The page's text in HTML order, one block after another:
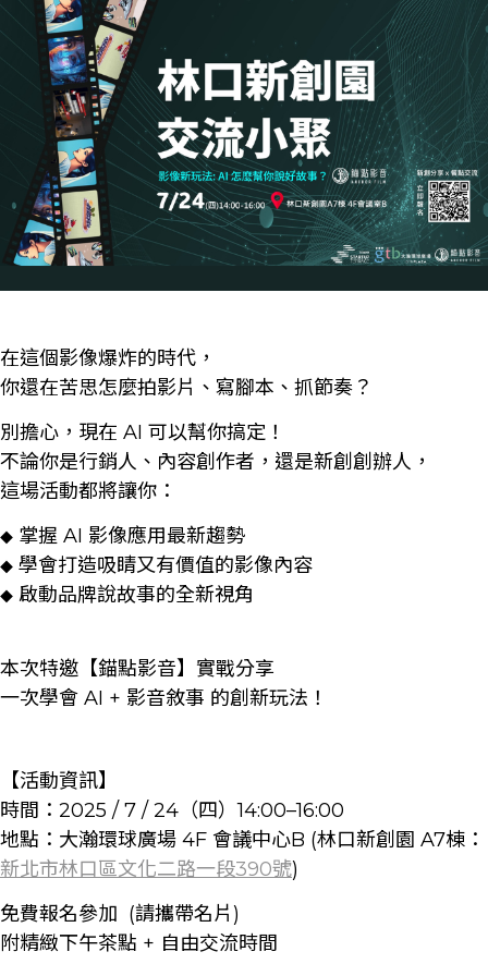
在這個影像爆炸的時代，
你還在苦思怎麼拍影片、寫腳本、抓節奏？
別擔心，現在 AI 可以幫你搞定！
不論你是行銷人、內容創作者，還是新創創辦人，
這場活動都將讓你：
◆ 掌握 AI 影像應用最新趨勢
◆ 學會打造吸睛又有價值的影像內容
◆ 啟動品牌說故事的全新視角
本次特邀【錨點影音】實戰分享
一次學會 AI + 影音敘事 的創新玩法！
【活動資訊】
時間：2025 / 7 / 24（四）14:00–16:00
地點：大瀚環球廣場 4F 會議中心B (林口新創園 A7棟：
新北市林口區文化二路一段390號)
免費報名參加 (請攜帶名片)
附精緻下午茶點 + 自由交流時間